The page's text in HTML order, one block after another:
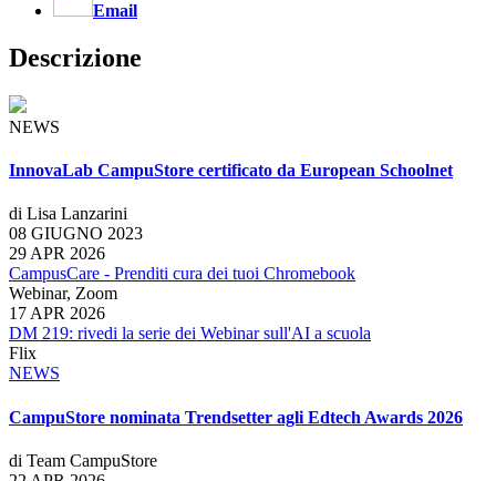
Email
Descrizione
NEWS
InnovaLab CampuStore certificato da European Schoolnet
di Lisa Lanzarini
08 GIUGNO 2023
29 APR 2026
CampusCare - Prenditi cura dei tuoi Chromebook
Webinar, Zoom
17 APR 2026
DM 219: rivedi la serie dei Webinar sull'AI a scuola
Flix
NEWS
CampuStore nominata Trendsetter agli Edtech Awards 2026
di Team CampuStore